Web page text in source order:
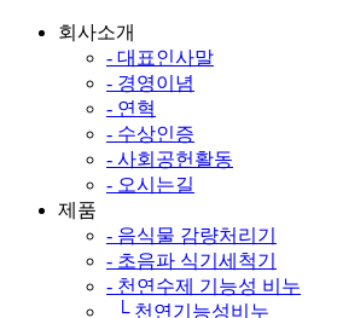
회사소개
- 대표인사말
- 경영이념
- 연혁
- 수상인증
- 사회공헌활동
- 오시는길
제품
- 음식물 감량처리기
- 초음파 식기세척기
- 천연수제 기능성 비누
└ 천연기능성비누